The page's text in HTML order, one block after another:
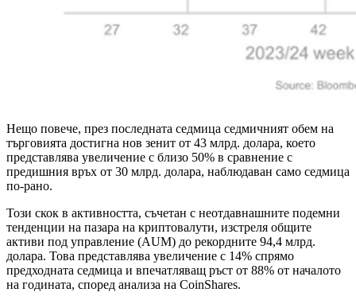
Нещо повече, през последната седмица седмичният обем на
търговията достигна нов зенит от 43 млрд. долара, което
представлява увеличение с близо 50% в сравнение с
предишния връх от 30 млрд. долара, наблюдаван само седмица
по-рано.
Този скок в активността, съчетан с неотдавнашните подемни
тенденции на пазара на криптовалути, изстреля общите
активи под управление (AUM) до рекордните 94,4 млрд.
долара. Това представлява увеличение с 14% спрямо
предходната седмица и впечатляващ ръст от 88% от началото
на годината, според анализа на CoinShares.